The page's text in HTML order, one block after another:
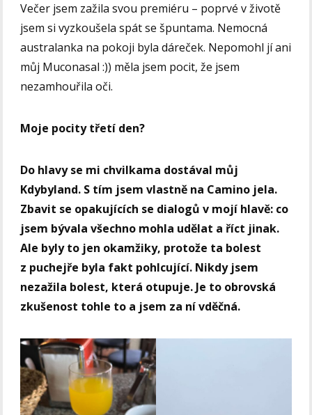
Večer jsem zažila svou premiéru – poprvé v životě
jsem si vyzkoušela spát se špuntama. Nemocná
australanka na pokoji byla dáreček. Nepomohl jí ani
můj Muconasal :)) měla jsem pocit, že jsem
nezamhouřila oči.
Moje pocity třetí den?
Do hlavy se mi chvilkama dostával můj
Kdybyland. S tím jsem vlastně na Camino jela.
Zbavit se opakujících se dialogů v mojí hlavě: co
jsem bývala všechno mohla udělat a říct jinak.
Ale byly to jen okamžiky, protože ta bolest
z puchejře byla fakt pohlcující. Nikdy jsem
nezažila bolest, která otupuje. Je to obrovská
zkušenost tohle to a jsem za ní vděčná.